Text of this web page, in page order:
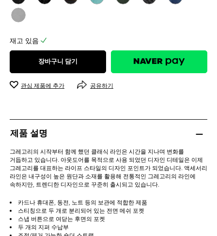
1
개
품
평
재고 있음
장바구니 담기
관심 제품에 추가 공유하기
제품 설명
그레고리의 시작부터 함께 했던 클래식 라인은 시간을 지나며 변화를
거듭하고 있습니다. 아웃도어를 목적으로 사용 되었던 디자인 디테일은 이제
그레고리를 대표하는 라이프 스타일의 디자인 포인트가 되었습니다. 액세서리
라인은 내구성이 높은 원단과 소재를 활용해 전통적인 그레고리의 라인에
속하지만, 트렌디한 디자인으로 꾸준히 출시되고 있습니다.
카드나 휴대폰, 동전, 노트 등의 보관에 적합한 제품
스티칭으로 두 개로 분리되어 있는 전면 메쉬 포켓
스냅 버튼으로 여닫는 후면의 포켓
두 개의 지퍼 수납부